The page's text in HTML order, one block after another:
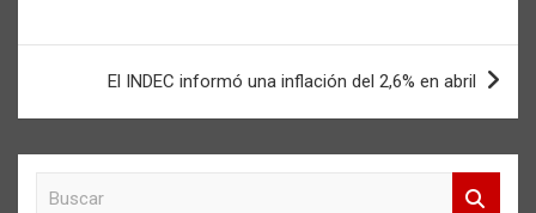
El INDEC informó una inflación del 2,6% en abril